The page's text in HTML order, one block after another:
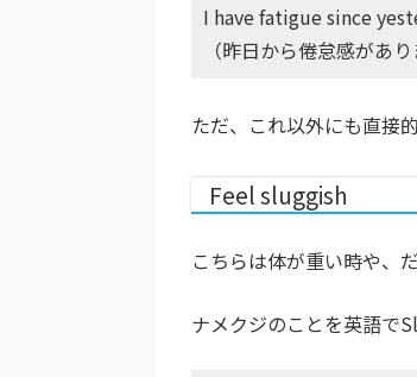
I have fatigue since
（昨日から倦怠感があり
ただ、これ以外にも直接
Feel sluggish
こちらは体が重い時や、
ナメクジのことを英語で